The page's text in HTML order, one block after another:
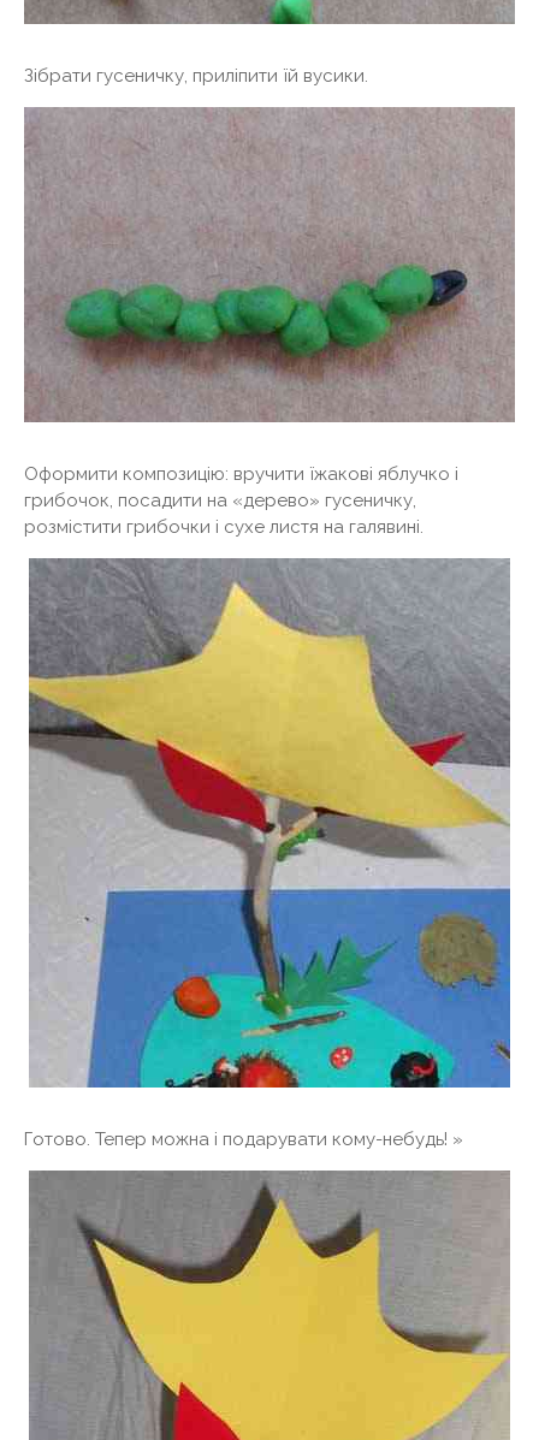
Зібрати гусеничку, приліпити їй вусики.
Оформити композицію: вручити їжакові яблучко і
грибочок, посадити на «дерево» гусеничку,
розмістити грибочки і сухе листя на галявині.
Готово. Тепер можна і подарувати кому-небудь! »